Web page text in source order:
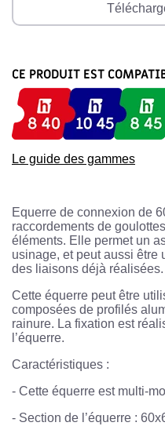
CE PRODUIT EST
Le guide des gammes
Equerre de connexion de
raccordements de
éléments. Elle permet un
usinage, et peut aussi être
des liaisons déjà réalisées.
Cette équerre peut être
composées de profilés
rainure. La fixation est
l’équerre.
Caractéristiques :
- Cette équerre est multi-
- Section de l’équerre :